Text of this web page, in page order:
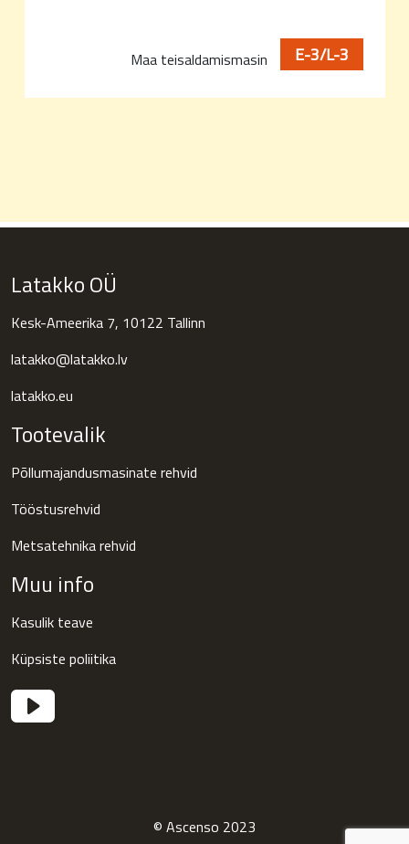
Maa teisaldamismasin E-3/L-3
Latakko OÜ
Kesk-Ameerika 7, 10122 Tallinn
latakko@latakko.lv
latakko.eu
Tootevalik
Põllumajandusmasinate rehvid
Tööstusrehvid
Metsatehnika rehvid
Muu info
Kasulik teave
Küpsiste poliitika
© Ascenso 2023